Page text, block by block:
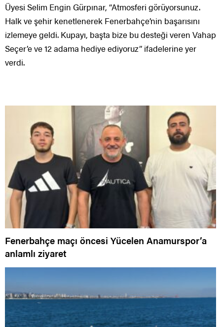
Üyesi Selim Engin Gürpınar, “Atmosferi görüyorsunuz.
Halk ve şehir kenetlenerek Fenerbahçe’nin başarısını
izlemeye geldi. Kupayı, başta bize bu desteği veren Vahap
Seçer’e ve 12 adama hediye ediyoruz” ifadelerine yer
verdi.
Fenerbahçe maçı öncesi Yücelen Anamurspor’a
anlamlı ziyaret